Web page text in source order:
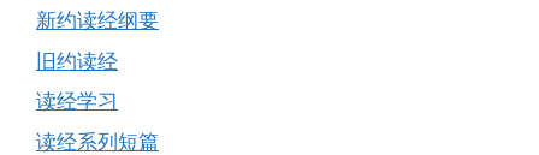
新约读经纲要
旧约读经
读经学习
读经系列短篇